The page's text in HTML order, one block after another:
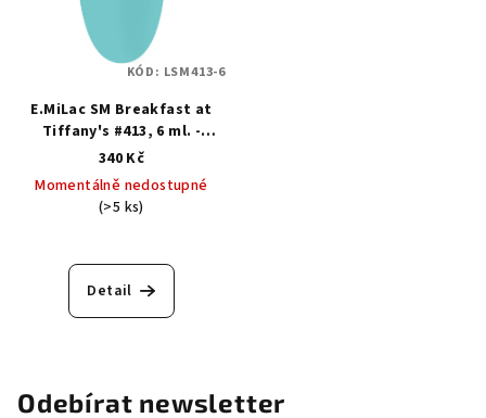
E.MiLac SM Breakfast at
Tiffany's #413, 6 ml. -
Barevný gellak
340 Kč
Momentálně nedostupné
(>5 ks)
Detail
KÓD: LSM413-6
Odebírat newsletter